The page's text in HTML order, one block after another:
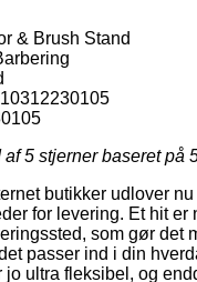
& Brush Stand
af 5 stjerner baseret på
butikker udlover
for levering. Et hit er
som gør det
passer ind i din
jo ultra fleksibel, og